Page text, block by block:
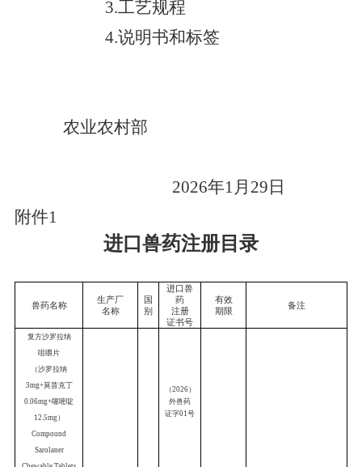
3.工艺规程
4.说明书和标签
农业农村部
2026年1月 29 日
附件1
进口兽药注册目录